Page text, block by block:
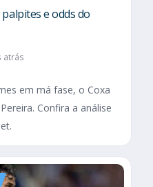
e odds do
atrás
em má fase, o Coxa
Confira a análise